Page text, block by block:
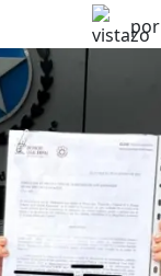
por